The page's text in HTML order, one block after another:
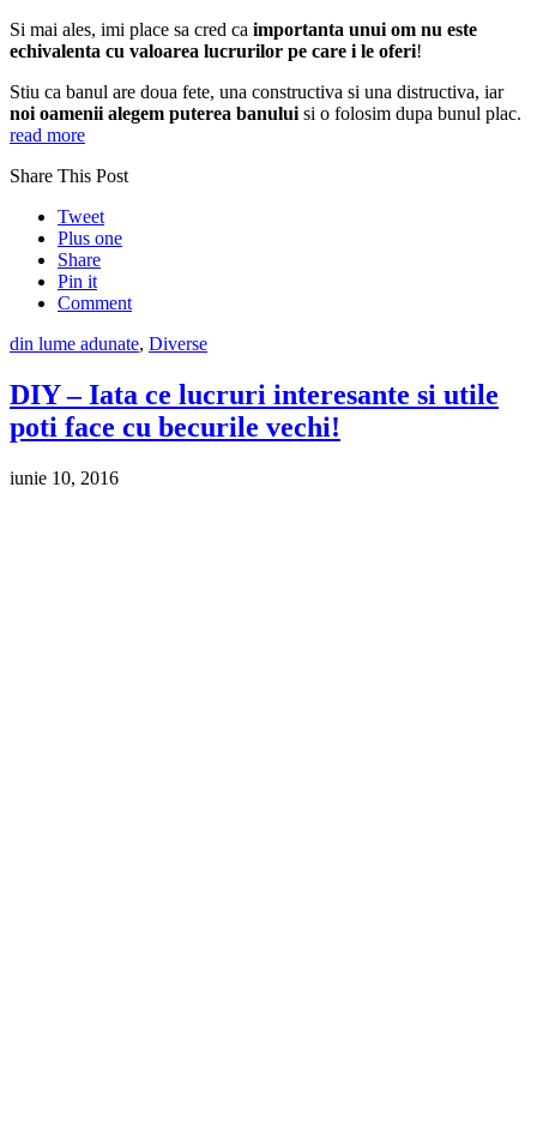
Si mai ales, imi place sa cred ca importanta unui om nu este
echivalenta cu valoarea lucrurilor pe care i le oferi!
Stiu ca banul are doua fete, una constructiva si una distructiva, iar
noi oamenii alegem puterea banului si o folosim dupa bunul plac.
read more
Share This Post
Tweet
Plus one
Share
Pin it
Comment
din lume adunate, Diverse
DIY – Iata ce lucruri interesante si utile
poti face cu becurile vechi!
iunie 10, 2016